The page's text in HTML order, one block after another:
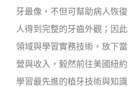
牙最像，不但可幫助病人恢
人得到完整的牙齒外觀；因
領域與學習實務技術，放下
營與收入，毅然前往美國紐
學習最先進的植牙技術與知識